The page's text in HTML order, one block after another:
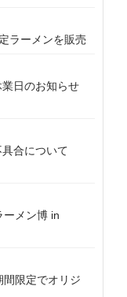
ラーメンを販売
業日のお知らせ
合について
ーメン博 in
限定でオリジ